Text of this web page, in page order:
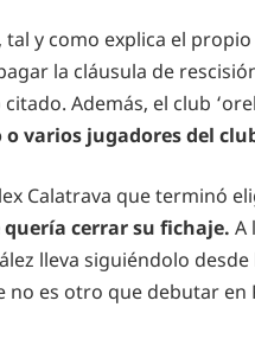
, tal y como explica el
la cláusula de
Además, el club
varios jugadores del
Calatrava que terminó
cerrar su fichaje. A
lleva siguiéndolo
es otro que debutar en